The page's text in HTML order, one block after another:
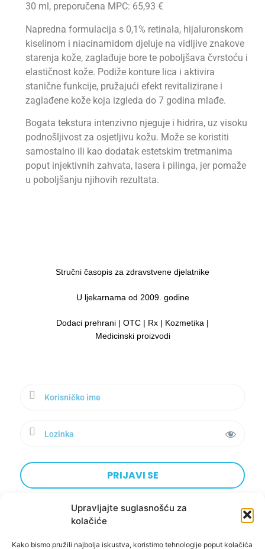
Upravljajte suglasnošću za
kolačiće
Kako bismo pružili najbolja iskustva, koristimo tehnologije poput kolačića
30 ml, preporučena MPC: 65,93 €
Napredna formulacija s 0,1% retinala, hijaluronskom
kiselinom i niacinamidom djeluje na vidljive znakove
starenja kože, zaglađuje bore te poboljšava čvrstoću i
elastičnost kože. Podiže konture lica i aktivira
stanične funkcije, pružajući efekt revitalizirane i
zaglađene kože koja izgleda do 7 godina mlađe.
Bogata tekstura intenzivno njeguje i hidrira, uz visoku
podnošljivost za osjetljivu kožu. Može se koristiti
samostalno ili kao dodatak estetskim tretmanima
poput injektivnih zahvata, lasera i pilinga, jer pomaže
u poboljšanju njihovih rezultata.
Stručni časopis za zdravstvene djelatnike
U ljekarnama od 2009. godine
Dodaci prehrani | OTC | Rx | Kozmetika |
Medicinski proizvodi
Designed&Developed by:BoomBushBoo